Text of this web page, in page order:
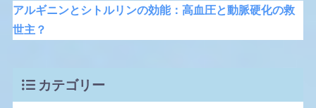
アルギニンとシトルリンの効能：高血圧と動脈硬化の救
世主？
カテゴリー